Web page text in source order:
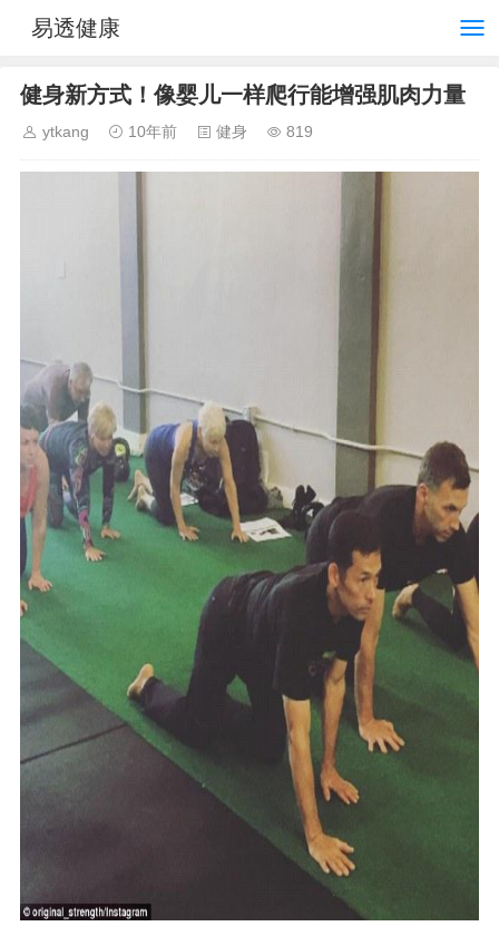
易透健康
健身新方式！像婴儿一样爬行能增强肌肉力量
ytkang 10年前 健身 819